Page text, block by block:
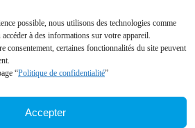
possible, nous utilisons des technologies comme
à des informations sur votre appareil.
consentement, certaines fonctionnalités du site peuvent
“Politique de confidentialité”
Accepter
disponible comme archive